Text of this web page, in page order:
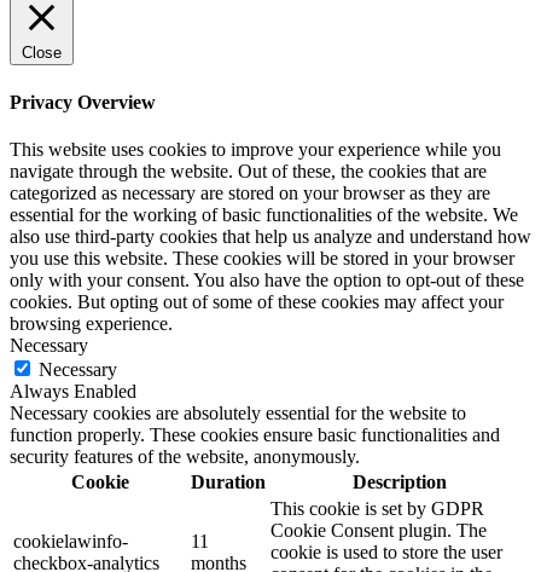
Close
Privacy Overview
This website uses cookies to improve your experience while you
navigate through the website. Out of these, the cookies that are
categorized as necessary are stored on your browser as they are
essential for the working of basic functionalities of the website. We
also use third-party cookies that help us analyze and understand how
you use this website. These cookies will be stored in your browser
only with your consent. You also have the option to opt-out of these
cookies. But opting out of some of these cookies may affect your
browsing experience.
Necessary
Necessary
Always Enabled
Necessary cookies are absolutely essential for the website to
function properly. These cookies ensure basic functionalities and
security features of the website, anonymously.
Cookie
Duration Description
cookielawinfo-
checkbox-analytics
11
months
This cookie is set by GDPR
Cookie Consent plugin. The
cookie is used to store the user